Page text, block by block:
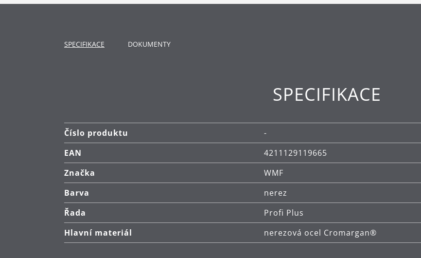
SPECIFIKACE DOKUMENTY
SPECIFIKACE
Číslo produktu
-
EAN
4211129119665
Značka
WMF
Barva
nerez
Řada
Profi Plus
Hlavní materiál
nerezová ocel Cromargan®